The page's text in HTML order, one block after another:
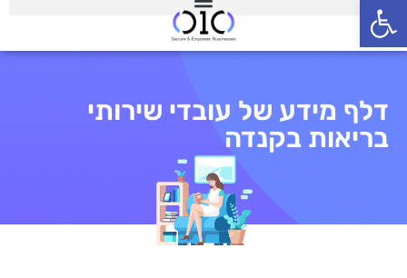
פתח סרגל נגישות
דלף מידע של עובדי שירותי
בריאות בקנדה